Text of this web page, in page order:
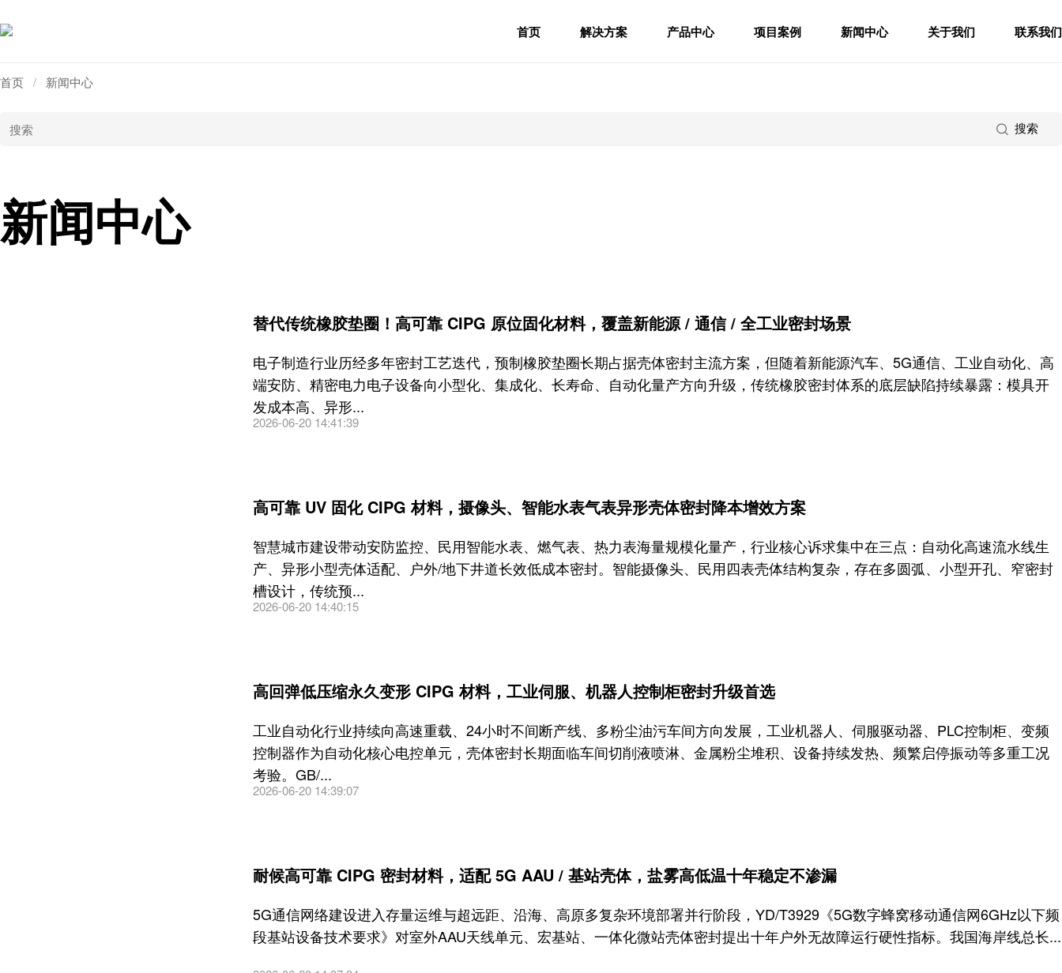
首页 解决方案 产品中心 项目案例 新闻中心 关于我们 联系我们
首页 / 新闻中心
搜索
新闻中心
替代传统橡胶垫圈！高可靠 CIPG 原位固化材料，覆盖新能源 / 通信 / 全工业密封场景
电子制造行业历经多年密封工艺迭代，预制橡胶垫圈长期占据壳体密封主流方案，但随着新能源汽车、5G通信、工业自动化、高
端安防、精密电力电子设备向小型化、集成化、长寿命、自动化量产方向升级，传统橡胶密封体系的底层缺陷持续暴露：模具开
发成本高、异形...
2026-06-20 14:41:39
高可靠 UV 固化 CIPG 材料，摄像头、智能水表气表异形壳体密封降本增效方案
智慧城市建设带动安防监控、民用智能水表、燃气表、热力表海量规模化量产，行业核心诉求集中在三点：自动化高速流水线生
产、异形小型壳体适配、户外/地下井道长效低成本密封。智能摄像头、民用四表壳体结构复杂，存在多圆弧、小型开孔、窄密封
槽设计，传统预...
2026-06-20 14:40:15
高回弹低压缩永久变形 CIPG 材料，工业伺服、机器人控制柜密封升级首选
工业自动化行业持续向高速重载、24小时不间断产线、多粉尘油污车间方向发展，工业机器人、伺服驱动器、PLC控制柜、变频
控制器作为自动化核心电控单元，壳体密封长期面临车间切削液喷淋、金属粉尘堆积、设备持续发热、频繁启停振动等多重工况
考验。GB/...
2026-06-20 14:39:07
耐候高可靠 CIPG 密封材料，适配 5G AAU / 基站壳体，盐雾高低温十年稳定不渗漏
5G通信网络建设进入存量运维与超远距、沿海、高原多复杂环境部署并行阶段，YD/T3929《5G数字蜂窝移动通信网6GHz以下频
段基站设备技术要求》对室外AAU天线单元、宏基站、一体化微站壳体密封提出十年户外无故障运行硬性指标。我国海岸线总长...